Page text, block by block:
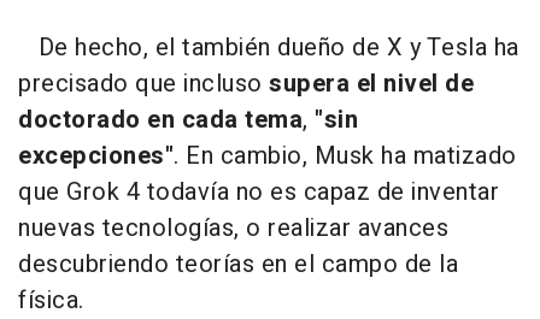
De hecho, el también dueño de X y Tesla ha
precisado que incluso supera el nivel de
doctorado en cada tema, "sin
excepciones". En cambio, Musk ha matizado
que Grok 4 todavía no es capaz de inventar
nuevas tecnologías, o realizar avances
descubriendo teorías en el campo de la
física.